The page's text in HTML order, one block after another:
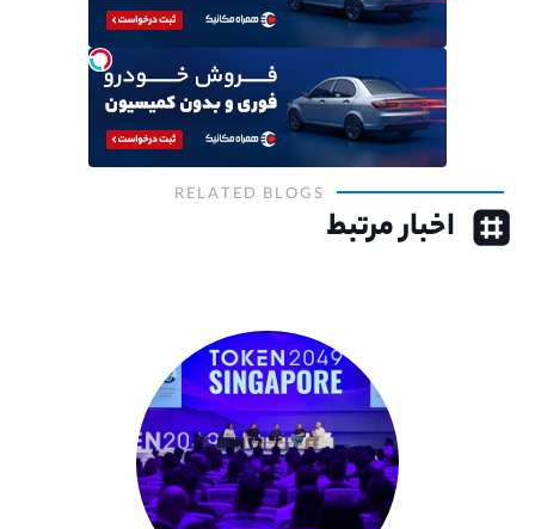
RELATED BLOGS
اخبار مرتبط